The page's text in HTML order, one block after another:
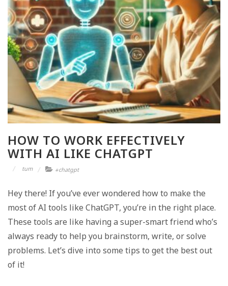
HOW TO WORK EFFECTIVELY
WITH AI LIKE CHATGPT
tum #chatgpt
Hey there! If you’ve ever wondered how to make the
most of AI tools like ChatGPT, you’re in the right place.
These tools are like having a super-smart friend who’s
always ready to help you brainstorm, write, or solve
problems. Let’s dive into some tips to get the best out
of it!